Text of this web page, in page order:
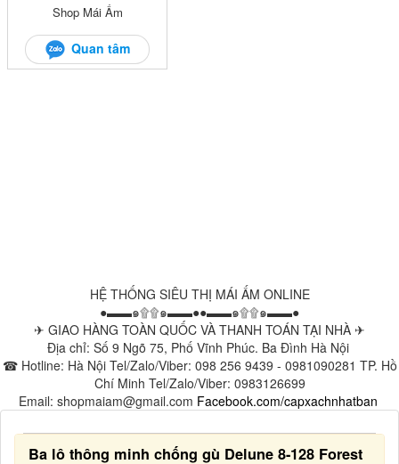
HỆ THỐNG SIÊU THỊ MÁI ẤM ONLINE
●▬▬๑۩۩๑▬▬●●▬▬๑۩۩๑▬▬●
✈ GIAO HÀNG TOÀN QUỐC VÀ THANH TOÁN TẠI NHÀ ✈
Địa chỉ: Số 9 Ngõ 75, Phố Vĩnh Phúc. Ba Đình Hà Nội
☎ Hotline: Hà Nội Tel/Zalo/Viber: 098 256 9439 - 0981090281 TP. Hồ
Chí Minh Tel/Zalo/Viber: 0983126699
Email: shopmaiam@gmail.com Facebook.com/capxachnhatban
Ba lô thông minh chống gù Delune 8-128 Forest